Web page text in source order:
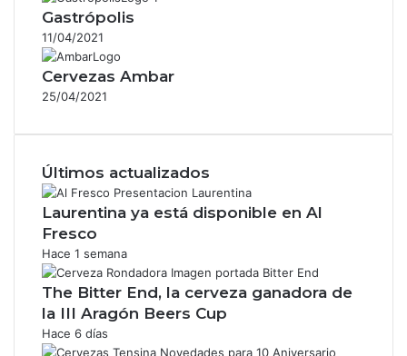
Gastrópolis
11/04/2021
Cervezas Ambar
25/04/2021
Últimos actualizados
Laurentina ya está disponible en Al
Fresco
Hace 1 semana
The Bitter End, la cerveza ganadora de
la III Aragón Beers Cup
Hace 6 días